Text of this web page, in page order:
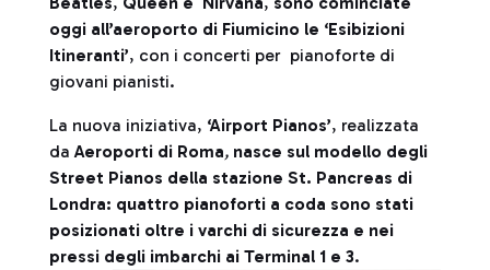
oggi all’aeroporto di Fiumicino le ‘Esibizioni
Itineranti’, con i concerti per pianoforte di
giovani pianisti.
La nuova iniziativa, ‘Airport Pianos’, realizzata
daAeroporti di Roma, nasce sul modello degli
Street Pianos della stazione St. Pancreas di
Londra: quattro pianoforti a coda sono stati
posizionati oltre i varchi di sicurezza e nei
pressi degli imbarchi ai Terminal 1 e 3.